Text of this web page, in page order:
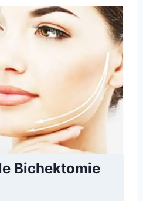
Bichektomie